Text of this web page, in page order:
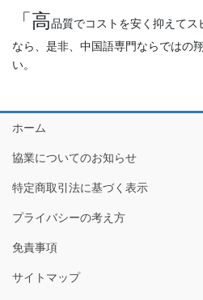
「高品質でコストを安く抑えて
なら、是非、中国語専門ならではの
い。
ホーム
協業についてのお知らせ
特定商取引法に基づく表示
プライバシーの考え方
免責事項
サイトマップ